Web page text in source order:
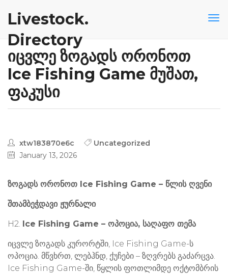
Livestock.
Directory
იცვლე ზოგადს ორონოთ
Ice Fishing Game მუშათ,
ფაკუსი
xtw183870e6c
Uncategorized
January 13, 2026
ზოგადს ორონოთ Ice Fishing Game – წლის ღვენი
შთამბეჭდავი ჟურნალი
H2. Ice Fishing Game – ოპოცია, საღაფო თემა
იცვლე ზოგადს კურორტში, Ice Fishing Game-ს
ოპოცია. მწვხრთ, ლებჰნდ, ქუჩები – ზღვრებს გაძარცვა.
Ice Fishing Game-ში, წყლის ფოთლიმდე ოქტომბრის